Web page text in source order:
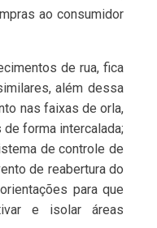
ao consumidor
de rua, fica
além dessa
nas faixas de orla,
forma intercalada;
de controle de
de reabertura do
para que
e isolar áreas